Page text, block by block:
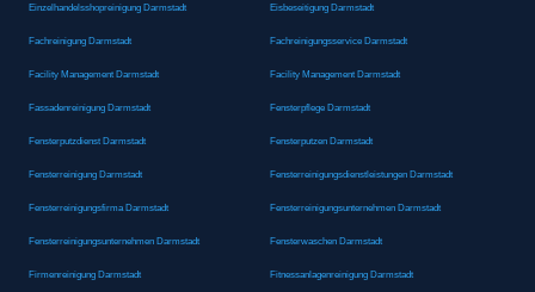
Einzelhandelsshopreinigung Darmstadt Eisbeseitigung Darmstadt
Fachreinigung Darmstadt Fachreinigungsservice Darmstadt
Facility Management Darmstadt Facility Management Darmstadt
Fassadenreinigung Darmstadt Fensterpflege Darmstadt
Fensterputzdienst Darmstadt Fensterputzen Darmstadt
Fensterreinigung Darmstadt Fensterreinigungsdienstleistungen Darmstadt
Fensterreinigungsfirma Darmstadt Fensterreinigungsunternehmen Darmstadt
Fensterreinigungsunternehmen Darmstadt Fensterwaschen Darmstadt
Firmenreinigung Darmstadt Fitnessanlagenreinigung Darmstadt